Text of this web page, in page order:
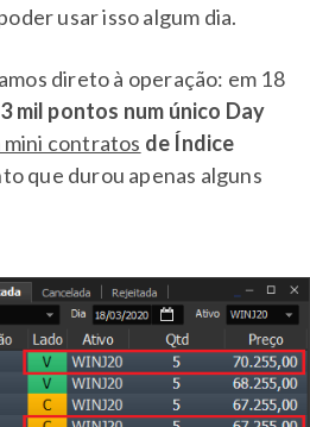
usar isso algum dia.
direto à operação: em 18
3 mil pontos num único Day
contratos de Índice
que durou apenas alguns